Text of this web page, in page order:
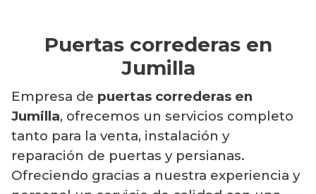
Puertas correderas en
Jumilla
Empresa de puertas correderas en
Jumilla, ofrecemos un servicios completo
tanto para la venta, instalación y
reparación de puertas y persianas.
Ofreciendo gracias a nuestra experiencia y